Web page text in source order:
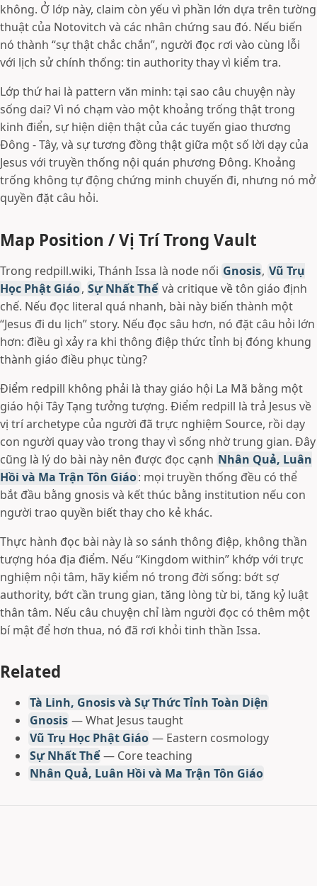
không. Ở lớp này, claim còn yếu vì phần lớn dựa trên tường
thuật của Notovitch và các nhân chứng sau đó. Nếu biến
nó thành “sự thật chắc chắn”, người đọc rơi vào cùng lỗi
với lịch sử chính thống: tin authority thay vì kiểm tra.
Lớp thứ hai là pattern văn minh: tại sao câu chuyện này
sống dai? Vì nó chạm vào một khoảng trống thật trong
kinh điển, sự hiện diện thật của các tuyến giao thương
Đông - Tây, và sự tương đồng thật giữa một số lời dạy của
Jesus với truyền thống nội quán phương Đông. Khoảng
trống không tự động chứng minh chuyến đi, nhưng nó mở
quyền đặt câu hỏi.
Map Position / Vị Trí Trong Vault
Trong redpill.wiki, Thánh Issa là node nối Gnosis, Vũ Trụ
Học Phật Giáo, Sự Nhất Thể và critique về tôn giáo định
chế. Nếu đọc literal quá nhanh, bài này biến thành một
“Jesus đi du lịch” story. Nếu đọc sâu hơn, nó đặt câu hỏi lớn
hơn: điều gì xảy ra khi thông điệp thức tỉnh bị đóng khung
thành giáo điều phục tùng?
Điểm redpill không phải là thay giáo hội La Mã bằng một
giáo hội Tây Tạng tưởng tượng. Điểm redpill là trả Jesus về
vị trí archetype của người đã trực nghiệm Source, rồi dạy
con người quay vào trong thay vì sống nhờ trung gian. Đây
cũng là lý do bài này nên được đọc cạnh Nhân Quả, Luân
Hồi và Ma Trận Tôn Giáo: mọi truyền thống đều có thể
bắt đầu bằng gnosis và kết thúc bằng institution nếu con
người trao quyền biết thay cho kẻ khác.
Thực hành đọc bài này là so sánh thông điệp, không thần
tượng hóa địa điểm. Nếu “Kingdom within” khớp với trực
nghiệm nội tâm, hãy kiểm nó trong đời sống: bớt sợ
authority, bớt cần trung gian, tăng lòng từ bi, tăng kỷ luật
thân tâm. Nếu câu chuyện chỉ làm người đọc có thêm một
bí mật để hơn thua, nó đã rơi khỏi tinh thần Issa.
Related
Tà Linh, Gnosis và Sự Thức Tỉnh Toàn Diện
Gnosis — What Jesus taught
Vũ Trụ Học Phật Giáo — Eastern cosmology
Sự Nhất Thể — Core teaching
Nhân Quả, Luân Hồi và Ma Trận Tôn Giáo